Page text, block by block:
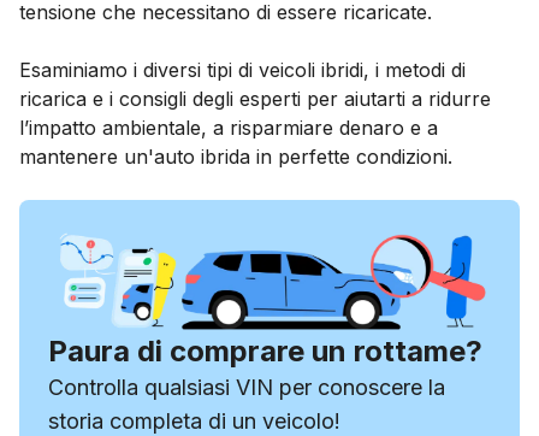
tensione che necessitano di essere ricaricate.
Esaminiamo i diversi tipi di veicoli ibridi, i metodi di
ricarica e i consigli degli esperti per aiutarti a ridurre
l’impatto ambientale, a risparmiare denaro e a
mantenere un'auto ibrida in perfette condizioni.
Paura di comprare un rottame?
Controlla qualsiasi VIN per conoscere la
storia completa di un veicolo!